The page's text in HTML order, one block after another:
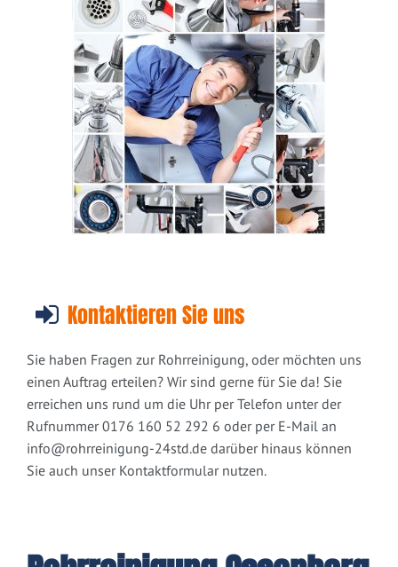
Kontaktieren Sie uns
Sie haben Fragen zur Rohrreinigung, oder möchten uns
einen Auftrag erteilen? Wir sind gerne für Sie da! Sie
erreichen uns rund um die Uhr per Telefon unter der
Rufnummer 0176 160 52 292 6 oder per E-Mail an
info@rohrreinigung-24std.de darüber hinaus können
Sie auch unser Kontaktformular nutzen.